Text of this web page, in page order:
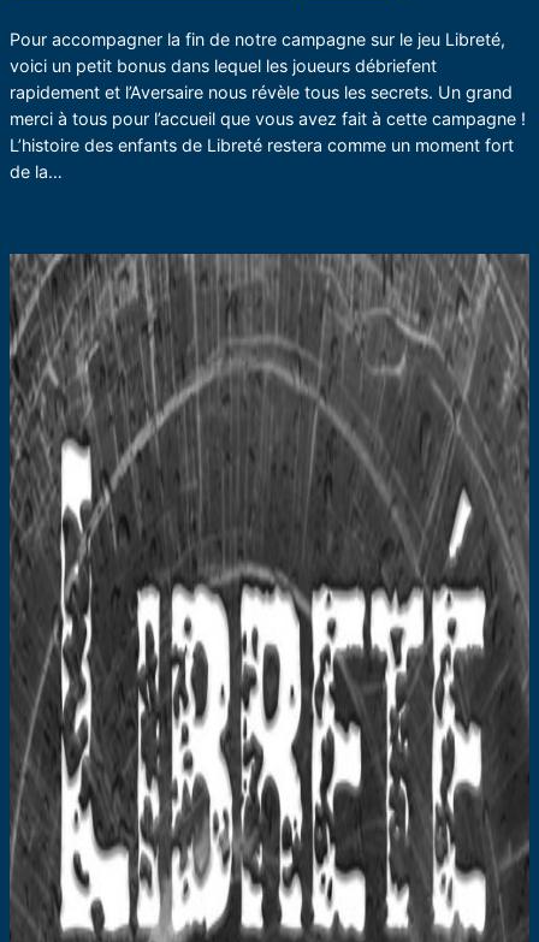
Pour accompagner la fin de notre campagne sur le jeu Libreté,
voici un petit bonus dans lequel les joueurs débriefent
rapidement et l’Aversaire nous révèle tous les secrets. Un grand
merci à tous pour l’accueil que vous avez fait à cette campagne !
L’histoire des enfants de Libreté restera comme un moment fort
de la…